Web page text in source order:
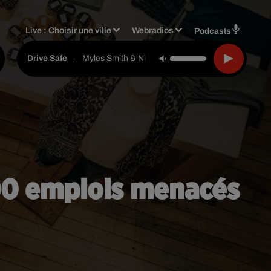
Live :Choisir une ville Webradios Podcasts
Drive Safe - Myles Smith & Niall Horan
emplois menacés